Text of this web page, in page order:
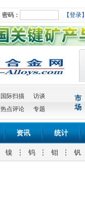
密码： 【登录】
国际扫描
访谈
热点评论 专题
市
场
资讯 统计
镍 钨 钼 钒